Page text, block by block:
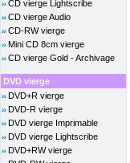
CD vierge Lightscribe
CD vierge Audio
CD-RW vierge
Mini CD 8cm vierge
CD vierge Gold - Archivage
DVD vierge
DVD+R vierge
DVD-R vierge
DVD vierge Imprimable
DVD vierge Lightscribe
DVD+RW vierge